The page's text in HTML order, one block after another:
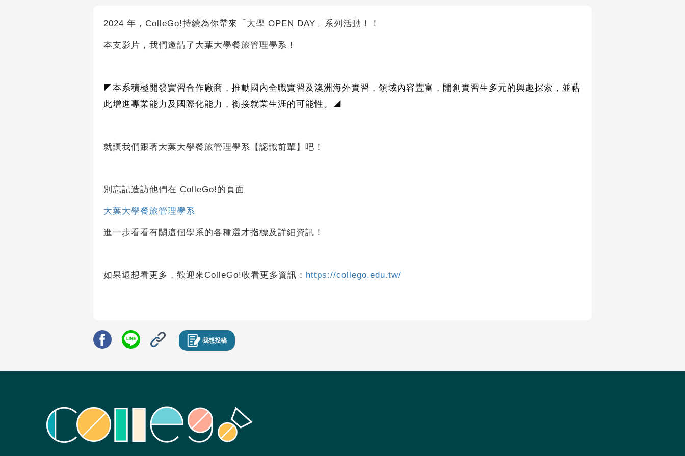
2024 年，ColleGo!持續為你帶來「大學 OPEN DAY」系列活動！！
本支影片，我們邀請了大葉大學餐旅管理學系！
◤本系積極開發實習合作廠商，推動國內全職實習及澳洲海外實習，領域內容豐富，開創實習生多元的興趣探索，並藉
此增進專業能力及國際化能力，銜接就業生涯的可能性。
◢
就讓我們跟著大葉大學餐旅管理學系【認識前輩】吧！
別忘記造訪他們在 ColleGo!的頁面
大葉大學餐旅管理學系
進一步看看有關這個學系的各種選才指標及詳細資訊！
如果還想看更多，歡迎來ColleGo!收看更多資訊： https://collego.edu.tw/
我想投稿